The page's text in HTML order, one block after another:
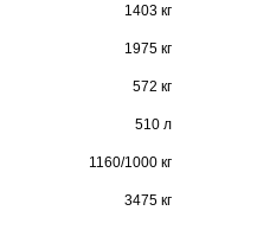
1403 кг
1975 кг
572 кг
510 л
1160/1000 кг
3475 кг